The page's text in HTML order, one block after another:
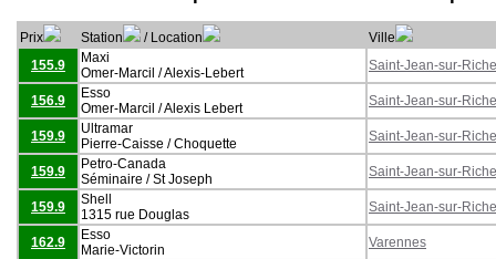
Prix Station / Location
Ville
155.9
Maxi
Omer-Marcil / Alexis-Lebert
Saint-Jean-sur-
156.9
Esso
Omer-Marcil / Alexis Lebert
Saint-Jean-sur-
159.9
Ultramar
Pierre-Caisse / Choquette
Saint-Jean-sur-
159.9
Petro-Canada
Séminaire / St Joseph
Saint-Jean-sur-
159.9
Shell
1315 rue Douglas
Saint-Jean-sur-
162.9
Esso
Marie-Victorin
Varennes